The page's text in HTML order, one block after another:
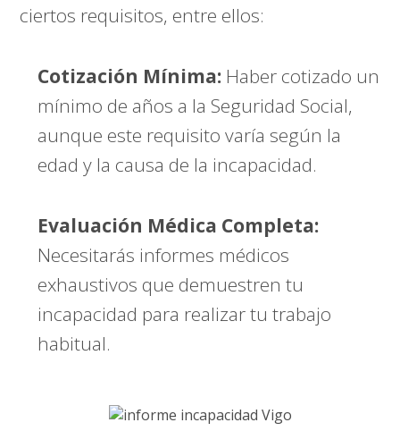
ciertos requisitos, entre ellos:
Cotización Mínima: Haber cotizado un
mínimo de años a la Seguridad Social,
aunque este requisito varía según la
edad y la causa de la incapacidad.
Evaluación Médica Completa:
Necesitarás informes médicos
exhaustivos que demuestren tu
incapacidad para realizar tu trabajo
habitual.